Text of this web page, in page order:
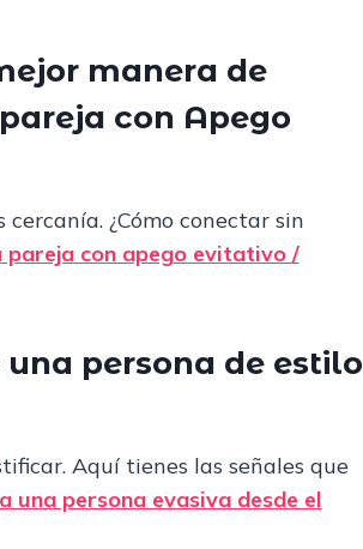
manera de
con Apego
¿Cómo conectar sin
con apego evitativo /
persona de estilo
Aquí tienes las señales que
una persona evasiva desde el